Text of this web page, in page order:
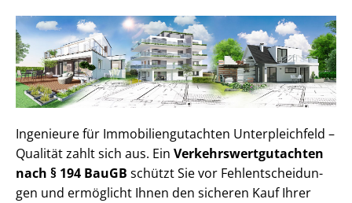
Ingenieure für Im­mo­bi­li­en­gut­ach­ten Unterpleichfeld –
Qualität zahlt sich aus. Ein Ver­kehrs­wert­gut­ach­ten
nach § 194 BauGB schützt Sie vor Fehl­ent­schei­dun­
gen und ermöglicht Ihnen den sicheren Kauf Ihrer